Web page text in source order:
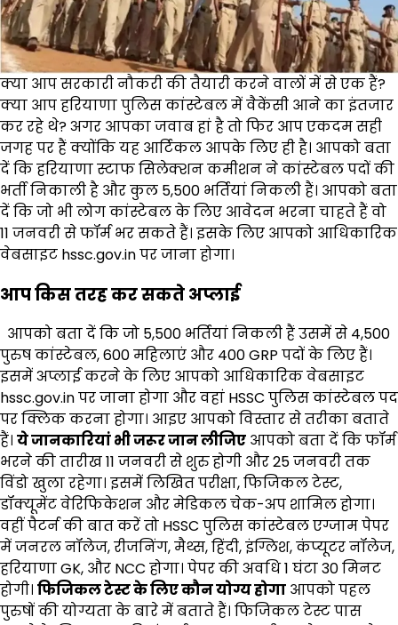
क्या आप सरकारी नौकरी की तैयारी करने वालों में से एक हैं?
क्या आप हरियाणा पुलिस कांस्टेबल में वैकेंसी आने का इंतजार
कर रहे थे? अगर आपका जवाब हां है तो फिर आप एकदम सही
जगह पर हैं क्योंकि यह आर्टिकल आपके लिए ही है। आपको बता
दें कि हरियाणा स्टाफ सिलेक्शन कमीशन ने कांस्टेबल पदों की
भर्ती निकाली है और कुल 5,500 भर्तियां निकली हैं। आपको बता
दें कि जो भी लोग कांस्टेबल के लिए आवेदन भरना चाहते हैं वो
11 जनवरी से फॉर्म भर सकते हैं। इसके लिए आपको आधिकारिक
वेबसाइट hssc.gov.in पर जाना होगा।
आप किस तरह कर सकते अप्लाई
आपको बता दें कि जो 5,500 भर्तियां निकली हैं उसमें से 4,500
पुरुष कांस्टेबल, 600 महिलाएं और 400 GRP पदों के लिए हैं।
इसमें अप्लाई करने के लिए आपको आधिकारिक वेबसाइट
hssc.gov.in पर जाना होगा और वहां HSSC पुलिस कांस्टेबल पद
पर क्लिक करना होगा। आइए आपको विस्तार से तरीका बताते
हैं। ये जानकारियां भी जरूर जान लीजिए आपको बता दें कि फॉर्म
भरने की तारीख 11 जनवरी से शुरु होगी और 25 जनवरी तक
विंडो खुला रहेगा। इसमें लिखित परीक्षा, फिजिकल टेस्ट,
डॉक्यूमेंट वेरिफिकेशन और मेडिकल चेक-अप शामिल होगा।
वहीं पैटर्न की बात करें तो HSSC पुलिस कांस्टेबल एग्जाम पेपर
में जनरल नॉलेज, रीजनिंग, मैथ्स, हिंदी, इंग्लिश, कंप्यूटर नॉलेज,
हरियाणा GK, और NCC होगा। पेपर की अवधि 1 घंटा 30 मिनट
होगी। फिजिकल टेस्ट के लिए कौन योग्य होगा आपको पहल
पुरुषों की योग्यता के बारे में बताते हैं। फिजिकल टेस्ट पास